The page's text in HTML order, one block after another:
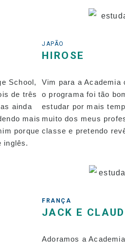
School,
de três
ainda
mais
porque
inglês.
JAPÃO
HIROSE
Vim para a
o programa foi tão
estudar por mais
muito dos meus
classe e pretendo
FRANÇA
JACK E
Adoramos a